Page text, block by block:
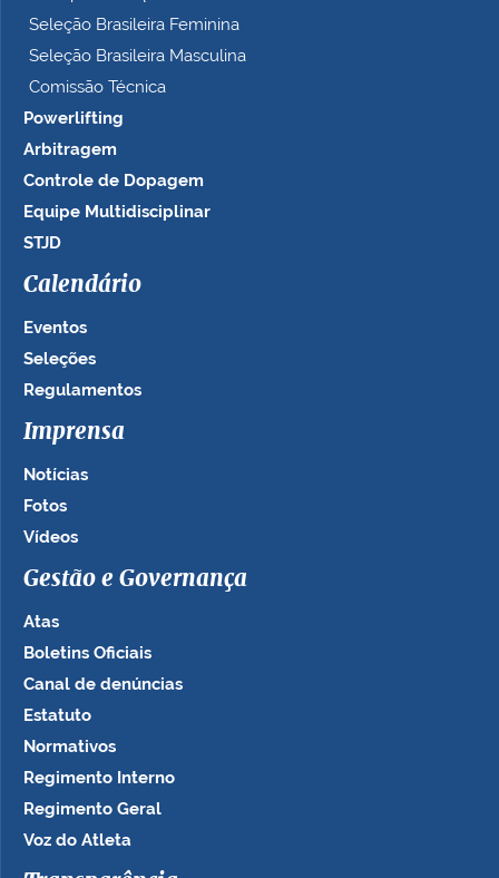
Seleção Brasileira Feminina
Seleção Brasileira Masculina
Comissão Técnica
Powerlifting
Arbitragem
Controle de Dopagem
Equipe Multidisciplinar
STJD
Calendário
Eventos
Seleções
Regulamentos
Imprensa
Notícias
Fotos
Vídeos
Gestão e Governança
Atas
Boletins Oficiais
Canal de denúncias
Estatuto
Normativos
Regimento Interno
Regimento Geral
Voz do Atleta